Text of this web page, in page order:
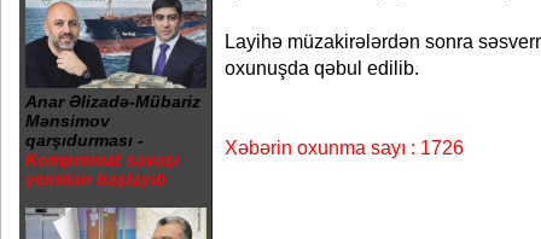
Anar Əlizadə-Mübariz
Mənsimov
qarşıdurması -
Kompromat savaşı
yenidən başlayıb
Layihə müzakirələrdən sonra
oxunuşda qəbul edilib.
Xəbərin oxunma sayı : 1726